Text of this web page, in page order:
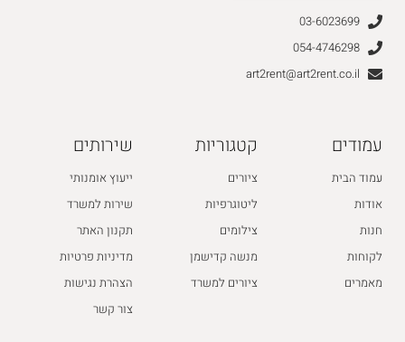
03-6023699
054-4746298
art2rent@art2rent.co.il
עמודים
עמוד הבית
אודות
חנות
לקוחות
מאמרים
קטגוריות
ציורים
ליטוגרפיות
צילומים
מנשה קדישמן
ציורים למשרד
שירותים
ייעוץ אומנותי
שירות למשרד
תקנון האתר
מדיניות פרטיות
הצהרת נגישות
צור קשר